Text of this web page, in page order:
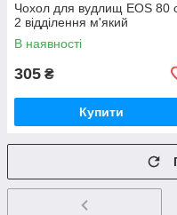
Чохол для вудлищ EOS 80
2 відділення м'який
В наявності
305 ₴
Купити